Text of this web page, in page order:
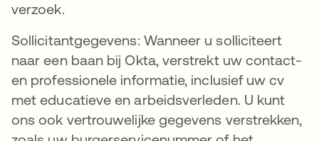
verzoek.
Sollicitantgegevens: Wanneer u solliciteert
naar een baan bij Okta, verstrekt uw contact-
en professionele informatie, inclusief uw cv
met educatieve en arbeidsverleden. U kunt
ons ook vertrouwelijke gegevens verstrekken,